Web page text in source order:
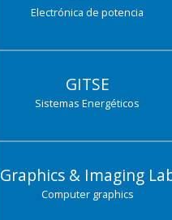
Electrónica de potencia
GITSE
Sistemas Energéticos
Graphics & Imaging
Computer graphics